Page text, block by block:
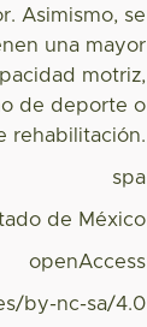
Asimismo, se
una mayor
motriz,
de deporte o
rehabilitación.
spa
de México
openAccess
by-nc-sa/4.0